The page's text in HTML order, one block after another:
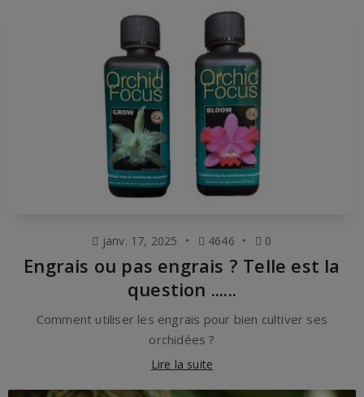
janv. 17, 2025 4646 0
Engrais ou pas engrais ? Telle est la
question ......
Comment utiliser les engrais pour bien cultiver ses
orchidées ?
Lire la suite